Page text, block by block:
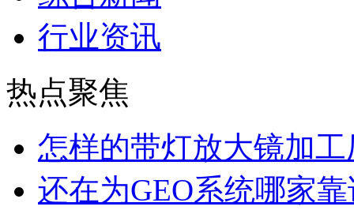
行业资讯
热点聚焦
怎样的带灯放大镜加
还在为GEO系统哪家